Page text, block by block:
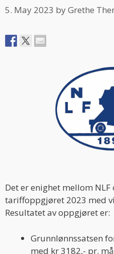
5. May 2023 byGrethe
Det er enighet mellom NLF
tariffoppgjøret 2023 med
Resultatet av oppgjøret er:
Grunnlønnssatsen
med kr 3182,- pr.